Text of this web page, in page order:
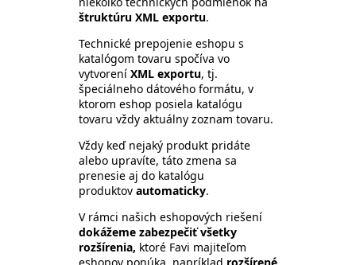
štruktúru XML exportu.
Technické prepojenie eshopu s
katalógom tovaru spočíva vo
vytvorení XML exportu, tj.
špeciálneho dátového formátu, v
ktorom eshop posiela katalógu
tovaru vždy aktuálny zoznam tovaru.
Vždy keď nejaký produkt pridáte
alebo upravíte, táto zmena sa
prenesie aj do katalógu
produktov automaticky.
V rámci našich eshopových riešení
dokážeme zabezpečiť všetky
rozšírenia, ktoré Favi majiteľom